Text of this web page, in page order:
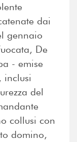
dai
gennaio
De
- emise
inclusi
del
collusi con
domino,